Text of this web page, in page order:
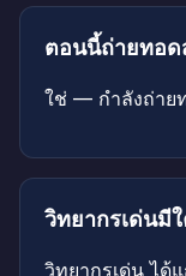
ตอนนี้ถ่ายทอด
ใช่ — กำลังถ่าย
วิทยากรเด่นมี
วิทยากรเด่น ได้